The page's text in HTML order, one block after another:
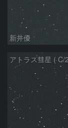
新井優